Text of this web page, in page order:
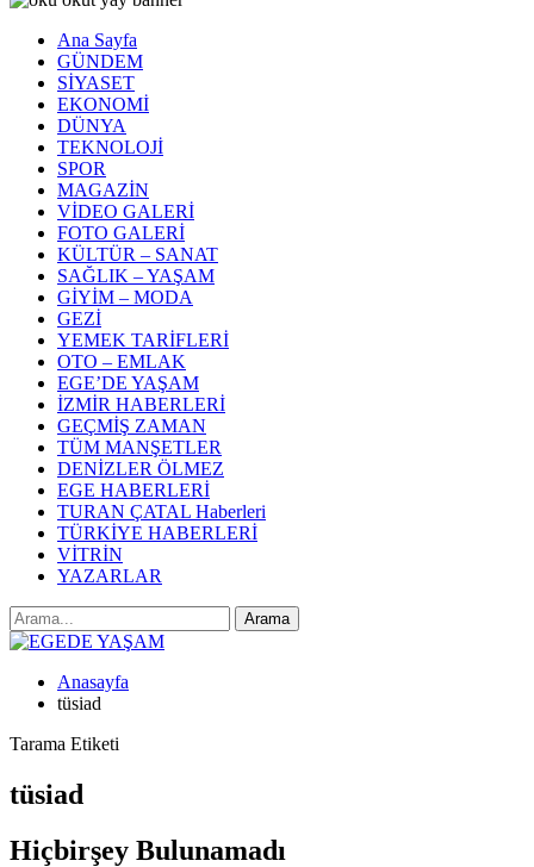
Ana Sayfa
GÜNDEM
SİYASET
EKONOMİ
DÜNYA
TEKNOLOJİ
SPOR
MAGAZİN
VİDEO GALERİ
FOTO GALERİ
KÜLTÜR – SANAT
SAĞLIK – YAŞAM
GİYİM – MODA
GEZİ
YEMEK TARİFLERİ
OTO – EMLAK
EGE’DE YAŞAM
İZMİR HABERLERİ
GEÇMİŞ ZAMAN
TÜM MANŞETLER
DENİZLER ÖLMEZ
EGE HABERLERİ
TURAN ÇATAL Haberleri
TÜRKİYE HABERLERİ
VİTRİN
YAZARLAR
Anasayfa
tüsiad
Tarama Etiketi
tüsiad
Hiçbirşey Bulunamadı